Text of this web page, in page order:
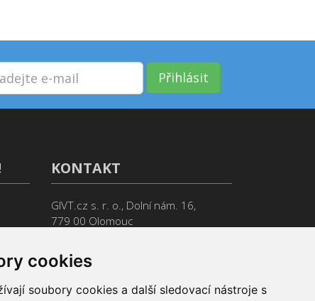
cookies
soubory cookies a další sledovací nástroje s
Přihlásit
KONTAKT
GIVT.cz s. r. o., Dolní nám. 16,
779 00 Olomouc
Jsme tu pro Vás od 9:00 do 17:00
(+420) 737 266 402